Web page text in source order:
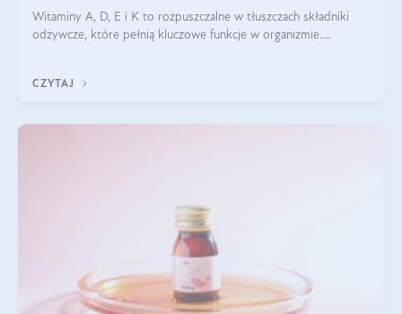
Witaminy A, D, E i K to rozpuszczalne w tłuszczach składniki
odżywcze, które pełnią kluczowe funkcje w organizmie.
CZYTAJ